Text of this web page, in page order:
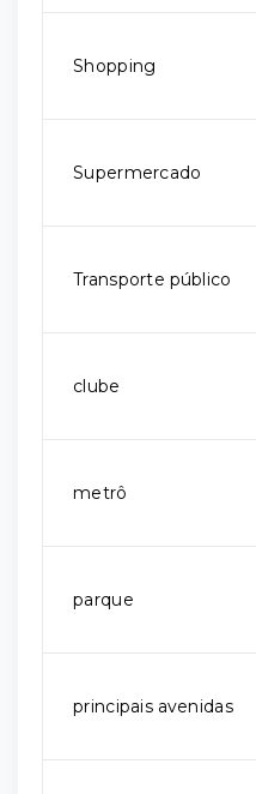
Shopping
Supermercado
Transporte público
clube
metrô
parque
principais avenidas